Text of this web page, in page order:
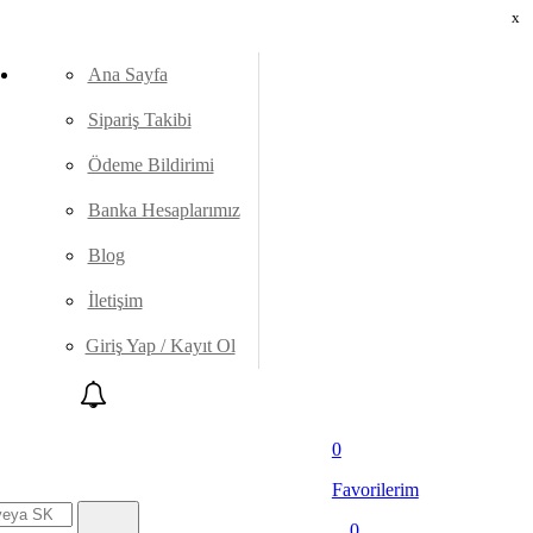
x
Ana Sayfa
Sipariş Takibi
Ödeme Bildirimi
Banka Hesaplarımız
Blog
İletişim
Giriş Yap / Kayıt Ol
0
Favorilerim